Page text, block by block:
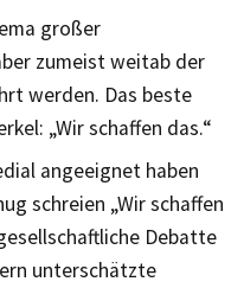
großer
zumeist weitab der
werden. Das beste
„Wir schaffen das.“
angeeignet haben
schreien „Wir schaffen
Debatte
unterschätzte